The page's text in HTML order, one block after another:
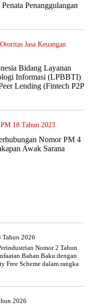
Penanggulangan
Jasa Keuangan
Bidang Layanan
Informasi (LPBBTI)
Lending (Fintech P2P
18 Tahun 2023
Nomor PM 4
Awak Sarana
Tahun 2026
Nomor 2 Tahun
Bahan Baku dengan
Free Scheme dalam rangka
2026